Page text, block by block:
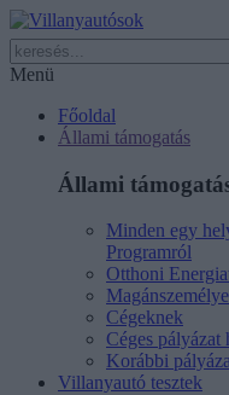
Menü
Főoldal
Állami támogatás
Állami
Minden egy
Programról
Otthoni
Cégeknek
Céges pályázat
Korábbi
Villanyautó tesztek